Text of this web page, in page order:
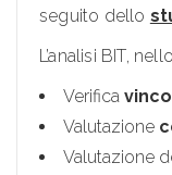
seguito dello
L’analisi BIT,
Verifica
Valutazione
Valutazione